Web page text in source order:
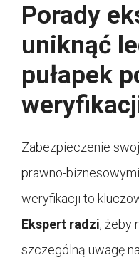
Porady
uniknąć
pułapek
Zabezpieczenie
prawno-
weryfikacji to
Ekspert radzi, żeby
szczególną uwagę